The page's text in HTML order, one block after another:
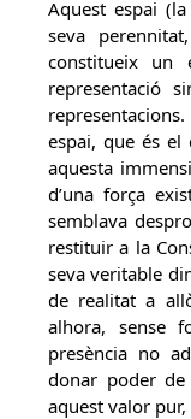
Aquest espai
seva
constitueix un
representació
espai, que és el
aquesta
d’una força
semblava
restituir a la
seva veritable
de realitat a
alhora, sense
presència no
donar poder de
aquest valor